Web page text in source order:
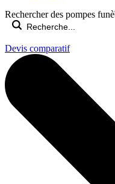
Rechercher des pompes
Devis comparatif